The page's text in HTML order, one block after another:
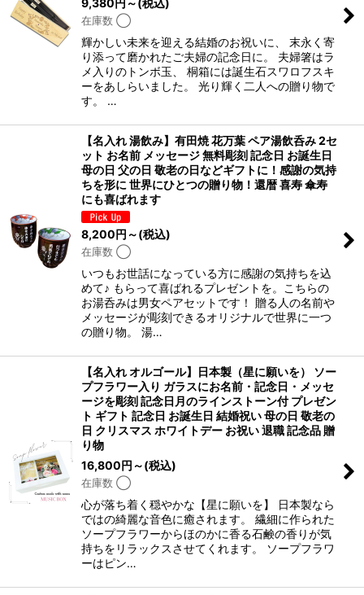
在庫数 ◯
輝かしい未来を迎える結婚のお祝いに、 末永く寄
り添って磨かれたご夫婦の記念日に。 夫婦箸はラ
メ入りのトンボ玉、 桐箱には誕生石スワロフスキ
ーをあしらいました。 光り輝く二人への贈り物で
す。 …
【名入れ 湯飲み】有田焼 花万葉 ペア湯飲呑み 2セ
ット お名前 メッセージ 無料彫刻 記念日 お誕生日
母の日 父の日 敬老の日などギフトに！感謝の気持
ちを形に 世界にひとつの贈り物！還暦 喜寿 傘寿
にも喜ばれます
8,200円 ～(税込)
在庫数 ◯
いつもお世話になっている方に感謝の気持ちを込
めて♪ もらって喜ばれるプレゼントを。こちらの
お湯呑みは男女ペアセットです！ 贈る人の名前や
メッセージが彫刻できるオリジナルで世界に一つ
の贈り物。 湯…
【名入れ オルゴール】日本製（星に願いを） ソー
プフラワー入り ガラスにお名前・記念日・メッセ
ージを彫刻 記念日月のラインストーン付 プレゼン
ト ギフト 記念日 お誕生日 結婚祝い 母の日 敬老の
日 クリスマス ホワイトデー お祝い 退職 記念品 贈
り物
16,800円 ～(税込)
在庫数 ◯
心が落ち着く穏やかな【星に願いを】 日本製なら
ではの綺麗な音色に癒されます。 繊細に作られた
ソープフラワーからほのかに香る石鹸の香りが気
持ちをリラックスさせてくれます。 ソープフラワ
ーはピン…